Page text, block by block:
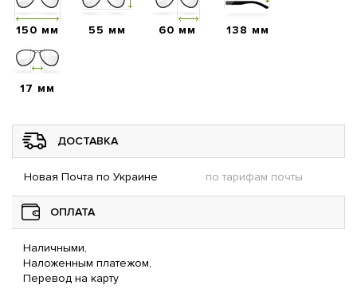
150 мм 55 мм 60 мм 138 мм
17 мм
ДОСТАВКА
Новая Почта по Украине по тарифам почты
ОПЛАТА
Наличными,
Наложенным платежом,
Перевод на карту